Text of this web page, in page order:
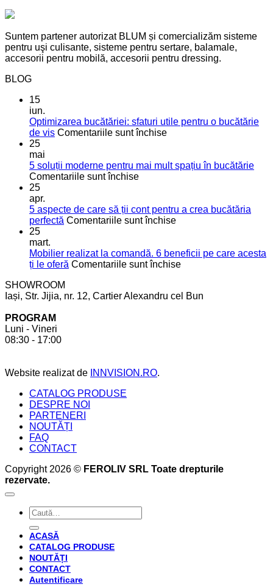
Suntem partener autorizat BLUM și comercializăm sisteme
pentru uşi culisante, sisteme pentru sertare, balamale,
accesorii pentru mobilă, accesorii pentru dressing.
BLOG
15
iun.
Optimizarea bucătăriei: sfaturi utile pentru o bucătărie
de vis Comentariile sunt închisepentru
sfaturi
bucătărie
de
25
mai
5 soluții moderne pentru mai mult spațiu în bucătărie
Comentariile sunt închisepentru
moderne
pentru
spațiu
în
25
apr.
5 aspecte de care să ții cont pentru a crea bucătăria
perfectă Comentariile sunt închisepentru
de
care
cont
25
mart.
Mobilier realizat la comandă. 6 beneficii pe care acesta
ți le oferă Comentariile sunt închisepentru
la
SHOWROOM
Iași, Str. Jijia, nr. 12, Cartier Alexandru cel Bun
PROGRAM
Luni - Vineri
08:30 - 17:00
Website realizat de INNVISION.RO.
CATALOG PRODUSE
DESPRE NOI
PARTENERI
NOUTĂȚI
FAQ
CONTACT
Copyright 2026 © FEROLIV SRL Toate drepturile
rezervate.
Caută
după:
ACASĂ
CATALOG PRODUSE
NOUTĂȚI
CONTACT
Autentificare